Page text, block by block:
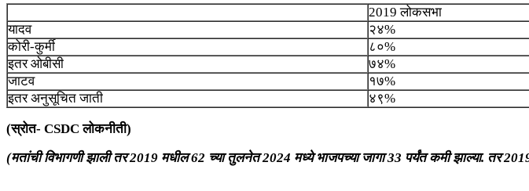
2019 लोकसभा
यादव
२४%
कोरी-कुर्मी
८०%
इतर ओबीसी
७४%
जाटव
१७%
इतर अनुसूचित जाती
४९%
(स्रोत- CSDC लोकनीती)
(मतांची विभागणी झाली तर 2019 मधील 62 च्या तुलनेत 2024 मध्ये भाजपच्या जागा 33 पर्यंत कमी झाल्या. तर